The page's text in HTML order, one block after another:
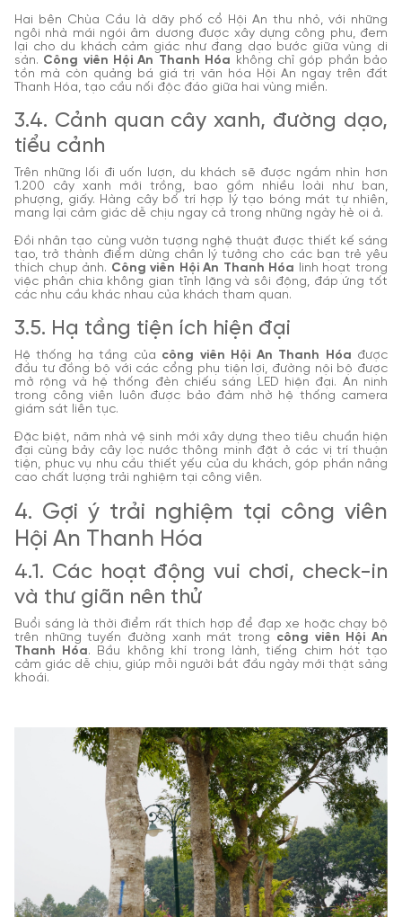
Hai bên Chùa Cầu là dãy phố cổ Hội An thu nhỏ, với những
ngôi nhà mái ngói âm dương được xây dựng công phu, đem
lại cho du khách cảm giác như đang dạo bước giữa vùng di
sản. Công viên Hội An Thanh Hóa không chỉ góp phần bảo
tồn mà còn quảng bá giá trị văn hóa Hội An ngay trên đất
Thanh Hóa, tạo cầu nối độc đáo giữa hai vùng miền.
3.4. Cảnh quan cây xanh, đường dạo,
tiểu cảnh
Trên những lối đi uốn lượn, du khách sẽ được ngắm nhìn hơn
1.200 cây xanh mới trồng, bao gồm nhiều loài như ban,
phượng, giấy. Hàng cây bố trí hợp lý tạo bóng mát tự nhiên,
mang lại cảm giác dễ chịu ngay cả trong những ngày hè oi ả.
Đồi nhân tạo cùng vườn tượng nghệ thuật được thiết kế sáng
tạo, trở thành điểm dừng chân lý tưởng cho các bạn trẻ yêu
thích chụp ảnh. Công viên Hội An Thanh Hóa linh hoạt trong
việc phân chia không gian tĩnh lặng và sôi động, đáp ứng tốt
các nhu cầu khác nhau của khách tham quan.
3.5. Hạ tầng tiện ích hiện đại
Hệ thống hạ tầng của công viên Hội An Thanh Hóa được
đầu tư đồng bộ với các cổng phụ tiện lợi, đường nội bộ được
mở rộng và hệ thống đèn chiếu sáng LED hiện đại. An ninh
trong công viên luôn được bảo đảm nhờ hệ thống camera
giám sát liên tục.
Đặc biệt, năm nhà vệ sinh mới xây dựng theo tiêu chuẩn hiện
đại cùng bảy cây lọc nước thông minh đặt ở các vị trí thuận
tiện, phục vụ nhu cầu thiết yếu của du khách, góp phần nâng
cao chất lượng trải nghiệm tại công viên.
4. Gợi ý trải nghiệm tại công viên
Hội An Thanh Hóa
4.1. Các hoạt động vui chơi, check-in
và thư giãn nên thử
Buổi sáng là thời điểm rất thích hợp để đạp xe hoặc chạy bộ
trên những tuyến đường xanh mát trong công viên Hội An
Thanh Hóa. Bầu không khí trong lành, tiếng chim hót tạo
cảm giác dễ chịu, giúp mỗi người bắt đầu ngày mới thật sảng
khoái.